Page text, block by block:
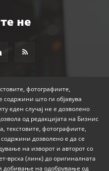
не
фотографиите,
содржини што ги објавува
еден случај не е дозволено
од редакцијата на Бизнис
текстовите, фотографиите,
дозволено е да се
на изворот и авторот со
врска (линк) до оригиналната
добивање на одобрување од